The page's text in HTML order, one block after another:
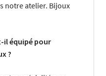
notre atelier. Bijoux
il équipé pour
?